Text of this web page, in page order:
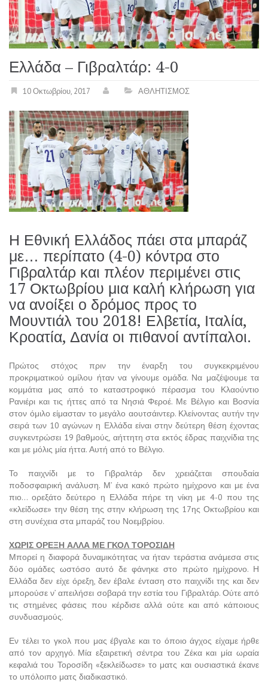
Ελλάδα – Γιβραλτάρ: 4-0
10 Οκτωβρίου, 2017 ΑΘΛΗΤΙΣΜΟΣ
Η Εθνική Ελλάδος πάει στα μπαράζ
με… περίπατο (4-0) κόντρα στο
Γιβραλτάρ και πλέον περιμένει στις
17 Οκτωβρίου μια καλή κλήρωση για
να ανοίξει ο δρόμος προς το
Μουντιάλ του 2018! Ελβετία, Ιταλία,
Κροατία, Δανία οι πιθανοί αντίπαλοι.
Πρώτος στόχος πριν την έναρξη του συγκεκριμένου
προκριματικού ομίλου ήταν να γίνουμε ομάδα. Να μαζέψουμε τα
κομμάτια μας από το καταστροφικό πέρασμα του Κλαούντιο
Ρανιέρι και τις ήττες από τα Νησιά Φεροέ. Με Βέλγιο και Βοσνία
στον όμιλο είμασταν το μεγάλο αουτσάιντερ. Κλείνοντας αυτήν την
σειρά των 10 αγώνων η Ελλάδα είναι στην δεύτερη θέση έχοντας
συγκεντρώσει 19 βαθμούς, αήττητη στα εκτός έδρας παιχνίδια της
και με μόλις μία ήττα. Αυτή από το Βέλγιο.
Το παιχνίδι με το Γιβραλτάρ δεν χρειάζεται σπουδαία
ποδοσφαιρική ανάλυση. Μ’ ένα κακό πρώτο ημίχρονο και με ένα
πιο… ορεξάτο δεύτερο η Ελλάδα πήρε τη νίκη με 4-0 που της
«κλείδωσε» την θέση της στην κλήρωση της 17ης Οκτωβρίου και
στη συνέχεια στα μπαράζ του Νοεμβρίου.
ΧΩΡΙΣ ΟΡΕΞΗ ΑΛΛΑ ΜΕ ΓΚΟΛ ΤΟΡΟΣΙΔΗ
Μπορεί η διαφορά δυναμικότητας να ήταν τεράστια ανάμεσα στις
δύο ομάδες ωστόσο αυτό δε φάνηκε στο πρώτο ημίχρονο. Η
Ελλάδα δεν είχε όρεξη, δεν έβαλε ένταση στο παιχνίδι της και δεν
μπορούσε ν’ απειλήσει σοβαρά την εστία του Γιβραλτάρ. Ούτε από
τις στημένες φάσεις που κέρδισε αλλά ούτε και από κάποιους
συνδυασμούς.
Εν τέλει το γκολ που μας έβγαλε και το όποιο άγχος είχαμε ήρθε
από τον αρχηγό. Μία εξαιρετική σέντρα του Ζέκα και μία ωραία
κεφαλιά του Τοροσίδη «ξεκλείδωσε» το ματς και ουσιαστικά έκανε
το υπόλοιπο ματς διαδικαστικό.